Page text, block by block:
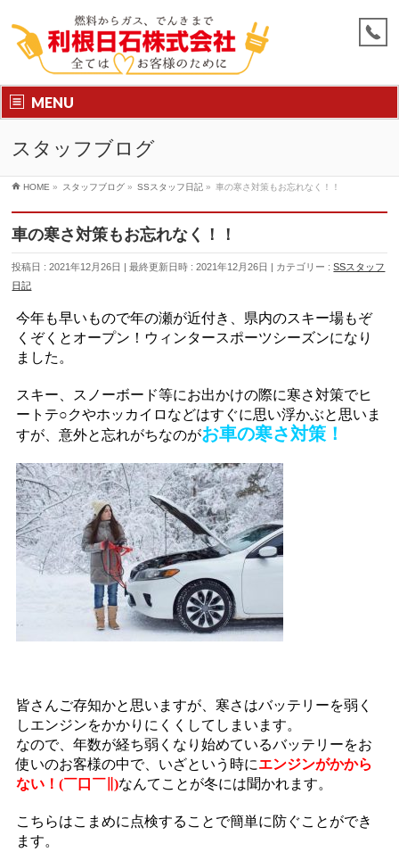
MENU
スタッフブログ
HOME » スタッフブログ » SSスタッフ日記 » 車の寒さ対策もお忘れなく！！
車の寒さ対策もお忘れなく！！
投稿日 : 2021年12月26日 最終更新日時 : 2021年12月26日 カテゴリー :SSスタッフ
日記
今年も早いもので年の瀬が近付き、県内のスキー場もぞ
くぞくとオープン！ウィンタースポーツシーズンになり
ました。
スキー、スノーボード等にお出かけの際に寒さ対策でヒ
ートテ○クやホッカイロなどはすぐに思い浮かぶと思いま
すが、意外と忘れがちなのがお車の寒さ対策！
皆さんご存知かと思いますが、寒さはバッテリーを弱く
しエンジンをかかりにくくしてしまいます。
なので、年数が経ち弱くなり始めているバッテリーをお
使いのお客様の中で、いざという時にエンジンがかから
ない！(￣口￣∥)なんてことが冬には聞かれます。
こちらはこまめに点検することで簡単に防ぐことができ
ます。